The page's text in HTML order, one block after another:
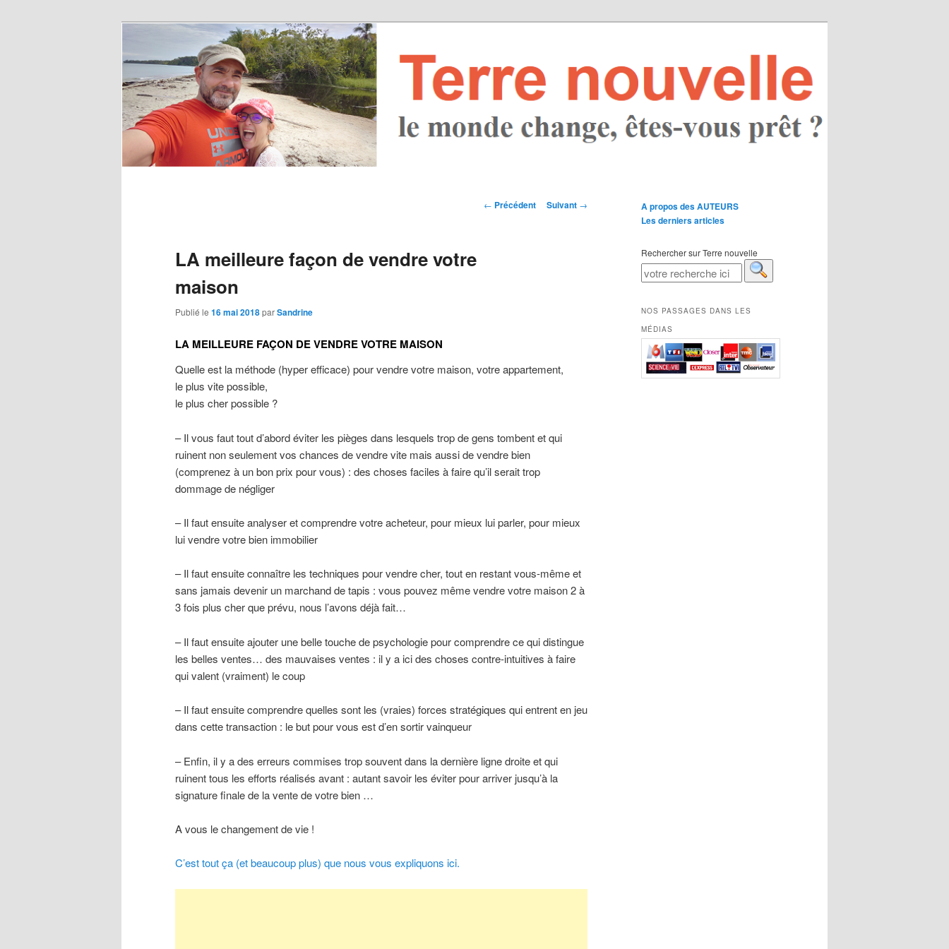
Navigation des
← Précédent Suivant →
LA meilleure façon de vendre votre
maison
Publié le 16 mai 2018parSandrine
LA MEILLEURE FAÇON DE VENDRE VOTRE MAISON
Quelle est la méthode (hyper efficace) pour vendre votre maison, votre appartement,
le plus vite possible,
le plus cher possible ?
– Il vous faut tout d’abord éviter les pièges dans lesquels trop de gens tombent et qui
ruinent non seulement vos chances de vendre vite mais aussi de vendre bien
(comprenez à un bon prix pour vous) : des choses faciles à faire qu’il serait trop
dommage de négliger
– Il faut ensuite analyser et comprendre votre acheteur, pour mieux lui parler, pour mieux
lui vendre votre bien immobilier
– Il faut ensuite connaître les techniques pour vendre cher, tout en restant vous-même et
sans jamais devenir un marchand de tapis : vous pouvez même vendre votre maison 2 à
3 fois plus cher que prévu, nous l’avons déjà fait…
– Il faut ensuite ajouter une belle touche de psychologie pour comprendre ce qui distingue
les belles ventes… des mauvaises ventes : il y a ici des choses contre-intuitives à faire
qui valent (vraiment) le coup
– Il faut ensuite comprendre quelles sont les (vraies) forces stratégiques qui entrent en jeu
dans cette transaction : le but pour vous est d’en sortir vainqueur
– Enfin, il y a des erreurs commises trop souvent dans la dernière ligne droite et qui
ruinent tous les efforts réalisés avant : autant savoir les éviter pour arriver jusqu’à la
signature finale de la vente de votre bien …
A vous le changement de vie !
C’est tout ça (et beaucoup plus) que nous vous expliquons ici.
A propos des AUTEURS
Les derniers articles
Rechercher sur Terre nouvelle
NOS PASSAGES DANS LES
MÉDIAS